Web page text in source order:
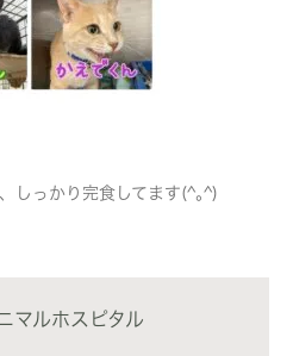
しっかり完食してます(^｡^)
マルホスピタル